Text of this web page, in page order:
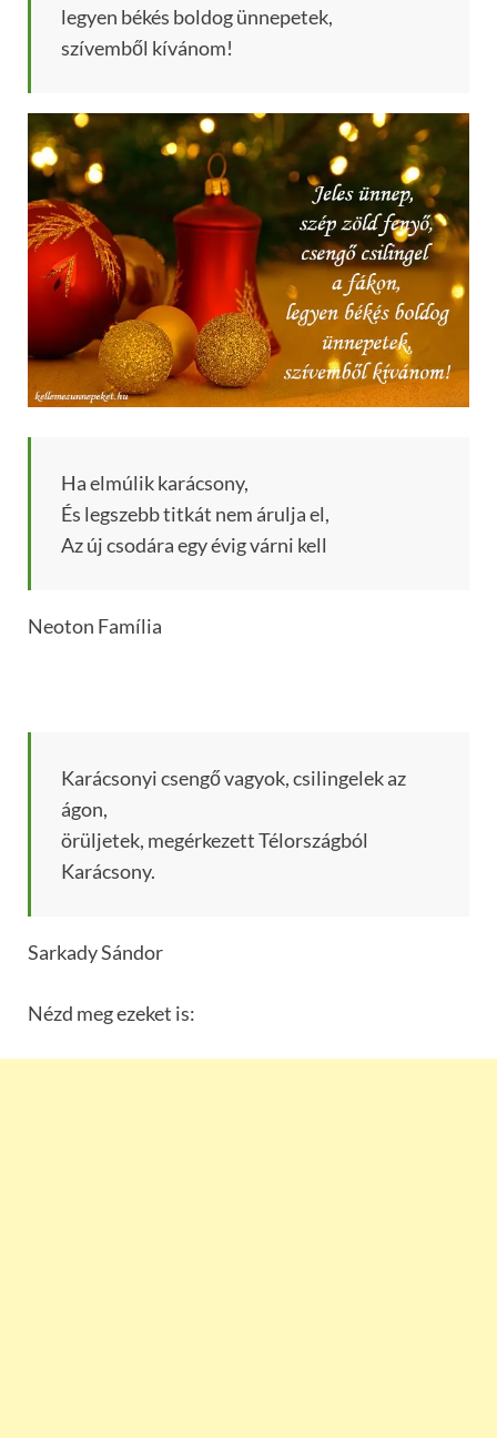
legyen békés boldog ünnepetek,
szívemből kívánom!
Ha elmúlik karácsony,
És legszebb titkát nem árulja el,
Az új csodára egy évig várni kell
Neoton Família
Karácsonyi csengő vagyok, csilingelek az
ágon,
örüljetek, megérkezett Télországból
Karácsony.
Sarkady Sándor
Nézd meg ezeket is: